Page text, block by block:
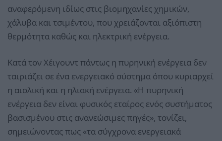
αναφερόμενη ιδίως στις βιομηχανίες χημικών,
χάλυβα και τσιμέντου, που χρειάζονται αξιόπιστη
θερμότητα καθώς και ηλεκτρική ενέργεια.
Κατά τον Χέιγουντ πάντως η πυρηνική ενέργεια δεν
ταιριάζει σε ένα ενεργειακό σύστημα όπου κυριαρχεί
η αιολική και η ηλιακή ενέργεια. «Η πυρηνική
ενέργεια δεν είναι φυσικός εταίρος ενός συστήματος
βασισμένου στις ανανεώσιμες πηγές», τονίζει,
σημειώνοντας πως «τα σύγχρονα ενεργειακά